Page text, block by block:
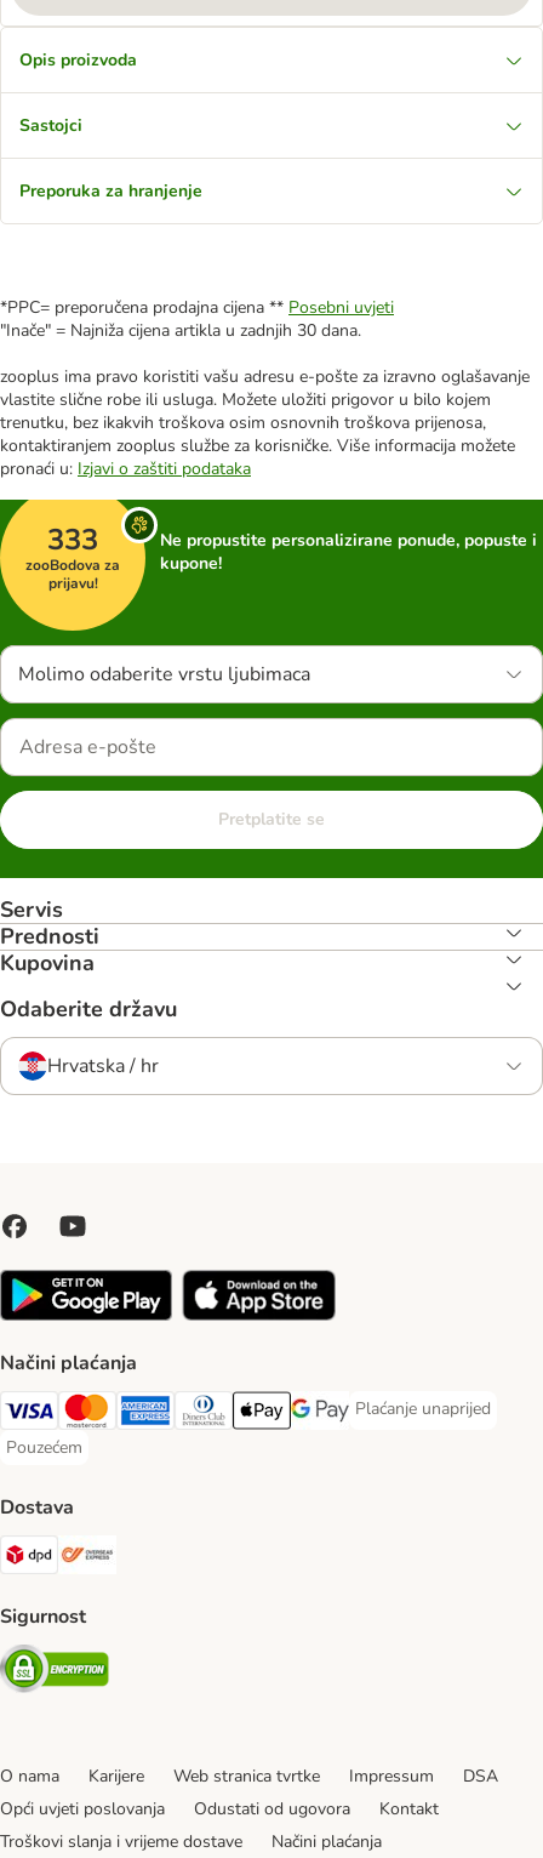
Opis proizvoda
Sastojci
Preporuka za hranjenje
*PPC= preporučena prodajna cijena ** Posebni uvjeti
"Inače" = Najniža cijena artikla u zadnjih 30 dana.
zooplus ima pravo koristiti vašu adresu e-pošte za izravno oglašavanje
vlastite slične robe ili usluga. Možete uložiti prigovor u bilo kojem
trenutku, bez ikakvih troškova osim osnovnih troškova prijenosa,
kontaktiranjem zooplus službe za korisničke. Više informacija možete
pronaći u: Izjavi o zaštiti podataka
333
zooBodova za
prijavu!
Ne propustite personalizirane ponude, popuste i
kupone!
Molimo odaberite vrstu ljubimaca
Pretplatite se
Servis
Prednosti
Kupovina
Odaberite državu
Hrvatska / hr
Načini plaćanja
Visa Payment Method
MasterCard Payment Method
American Express Payment Method
Diners Club Payment Method
Payment MethodGoogle pay Payment Method
Plaćanje unaprijed
Plaćanje unaprijed
Pouzećem
Pouzećem Payment Method
Dostava
DPD Shipping Method
Sigurnost
Security
O nama Karijere Web stranica tvrtke Impressum
DSA
Opći uvjeti poslovanja
Odustati od ugovora
Kontakt
Troškovi slanja i vrijeme dostave
Načini plaćanja